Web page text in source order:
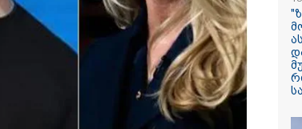
ოქტომბერსვე
ფერმერი გახდა
"ჩემი
ტიპია" - ვინ
ცხოვრობს
მეტსახელის
პოპულარული
რეალურ